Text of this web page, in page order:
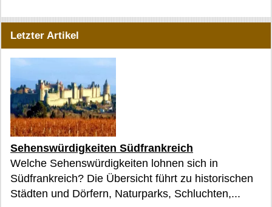
Letzter Artikel
Sehenswürdigkeiten Südfrankreich
Welche Sehenswürdigkeiten lohnen sich in
Südfrankreich? Die Übersicht führt zu historischen
Städten und Dörfern, Naturparks, Schluchten,...